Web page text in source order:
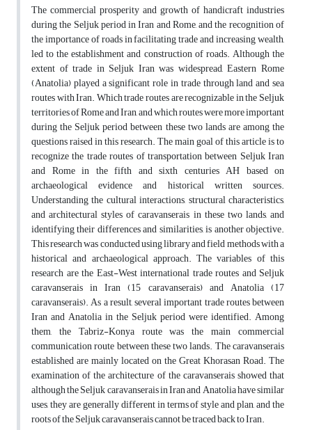
The commercial prosperity and growth of handicraft industries
during the Seljuk period in Iran and Rome, and the recognition of
the importance of roads in facilitating trade and increasing wealth,
led to the establishment and construction of roads. Although the
extent of trade in Seljuk Iran was widespread, Eastern Rome
(Anatolia) played a significant role in trade through land and sea
routes with Iran. Which trade routes are recognizable in the Seljuk
territories of Rome and Iran, and which routes were more important
during the Seljuk period between these two lands are among the
questions raised in this research. The main goal of this article is to
recognize the trade routes of transportation between Seljuk Iran
and Rome in the fifth and sixth centuries AH based on
archaeological evidence and historical written sources.
Understanding the cultural interactions, structural characteristics,
and architectural styles of caravanserais in these two lands, and
identifying their differences and similarities, is another objective.
This research was conducted using library and field methods with a
historical and archaeological approach. The variables of this
research are the East-West international trade routes and Seljuk
caravanserais in Iran (15 caravanserais) and Anatolia (17
caravanserais). As a result, several important trade routes between
Iran and Anatolia in the Seljuk period were identified. Among
them, the Tabriz-Konya route was the main commercial
communication route between these two lands. The caravanserais
established are mainly located on the Great Khorasan Road. The
examination of the architecture of the caravanserais showed that
although the Seljuk caravanserais in Iran and Anatolia have similar
uses, they are generally different in terms of style and plan, and the
roots of the Seljuk caravanserais cannot be traced back to Iran.